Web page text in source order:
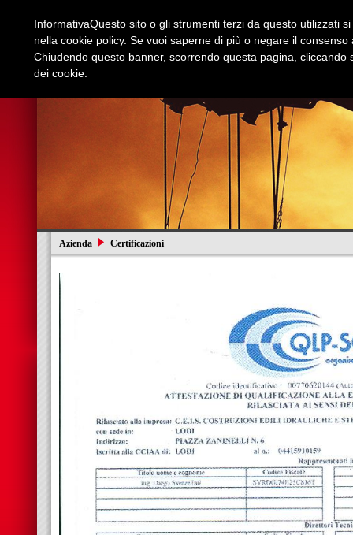
Azienda Certificazioni
InformativaQuesto sito o gli strumenti terzi da questo utilizzati
nella cookie policy. Se vuoi saperne di più o negare il
Chiudendo questo banner, scorrendo questa pagina,
dei cookie.